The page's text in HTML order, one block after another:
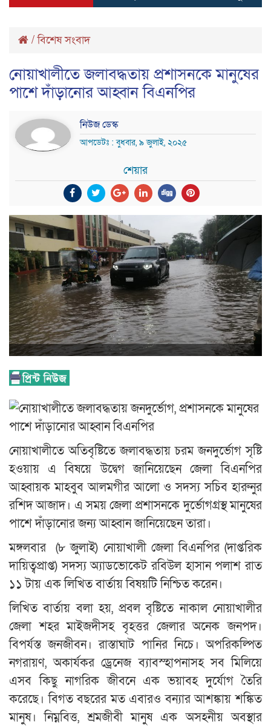
/বিশেষ সংবাদ
নোয়াখালীতে জলাবদ্ধতায় প্রশাসনকে মানুষের
পাশে দাঁড়ানোর আহ্বান বিএনপির
নিউজ ডেস্ক
আপডেটঃ : বুধবার, ৯ জুলাই, ২০২৫
শেয়ার
নোয়াখালীতে অতিবৃষ্টিতে জলাবদ্ধতায় চরম জনদুর্ভোগ সৃষ্টি
হওয়ায় এ বিষয়ে উদ্বেগ জানিয়েছেন জেলা বিএনপির
আহ্বায়ক মাহবুব আলমগীর আলো ও সদস্য সচিব হারুনুর
রশিদ আজাদ। এ সময় জেলা প্রশাসনকে দুর্ভোগগ্রস্থ মানুষের
পাশে দাঁড়ানোর জন্য আহ্বান জানিয়েছেন তারা।
মঙ্গলবার (৮ জুলাই) নোয়াখালী জেলা বিএনপির (দাপ্তরিক
দায়িত্বপ্রাপ্ত) সদস্য অ্যাডভোকেট রবিউল হাসান পলাশ রাত
১১ টায় এক লিখিত বার্তায় বিষয়টি নিশ্চিত করেন।
লিখিত বার্তায় বলা হয়, প্রবল বৃষ্টিতে নাকাল নোয়াখালীর
জেলা শহর মাইজদীসহ বৃহত্তর জেলার অনেক জনপদ।
বিপর্যস্ত জনজীবন। রাস্তাঘাট পানির নিচে। অপরিকল্পিত
নগরায়ণ, অকার্যকর ড্রেনেজ ব্যাবস্হাপনাসহ সব মিলিয়ে
এসব কিছু নাগরিক জীবনে এক ভয়াবহ দুর্যোগ তৈরি
করেছে। বিগত বছরের মত এবারও বন্যার আশঙ্কায় শঙ্কিত
মানুষ। নিম্নবিত্ত, শ্রমজীবী মানুষ এক অসহনীয় অবস্থার